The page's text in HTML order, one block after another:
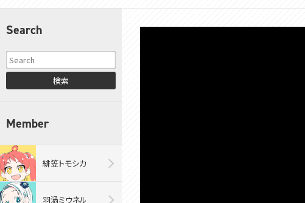
Search
検索
Member
緋笠トモシカ
羽渦ミウネル